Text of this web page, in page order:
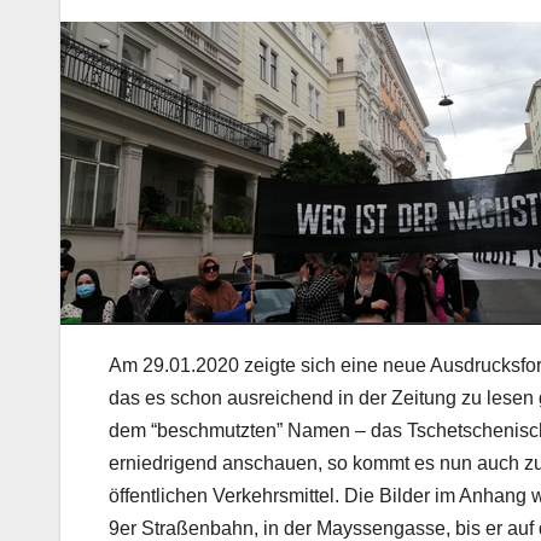
Am 29.01.2020 zeigte sich eine neue
das es schon ausreichend in der Zeitung zu
dem “beschmutzten” Namen – das
erniedrigend anschauen, so kommt es nun auch
öffentlichen Verkehrsmittel. Die Bilder im Anhang
9er Straßenbahn, in der Mayssengasse, bis er